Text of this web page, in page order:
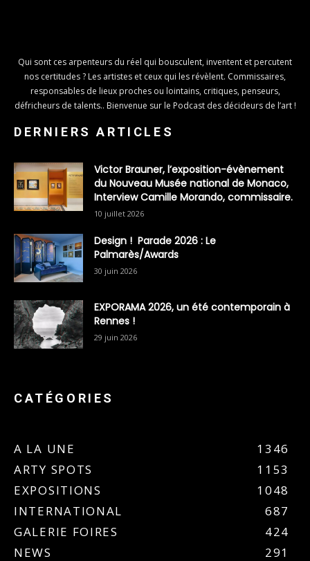
Qui sont ces arpenteurs du réel qui bousculent, inventent et percutent
nos certitudes ? Les artistes et ceux qui les révèlent. Commissaires,
responsables de lieux proches ou lointains, critiques, penseurs,
défricheurs de talents.. Bienvenue sur le Podcast des décideurs de l’art !
DERNIERS ARTICLES
Victor Brauner, l’exposition-évènement
du Nouveau Musée national de Monaco,
Interview Camille Morando, commissaire.
10 juillet 2026
Design ! Parade 2026 : Le
Palmarès/Awards
30 juin 2026
EXPORAMA 2026, un été contemporain à
Rennes !
29 juin 2026
CATÉGORIES
A LA UNE
1346
ARTY SPOTS
1153
EXPOSITIONS
1048
INTERNATIONAL
687
GALERIE FOIRES
424
NEWS
291